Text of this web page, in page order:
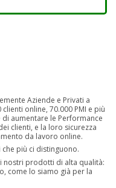
Aziende e Privati a
online, 70.000 PMI e più
aumentare le Performance
clienti, e la loro sicurezza
da lavoro online.
più ci distinguono.
nostri prodotti di alta qualità:
come lo siamo già per la